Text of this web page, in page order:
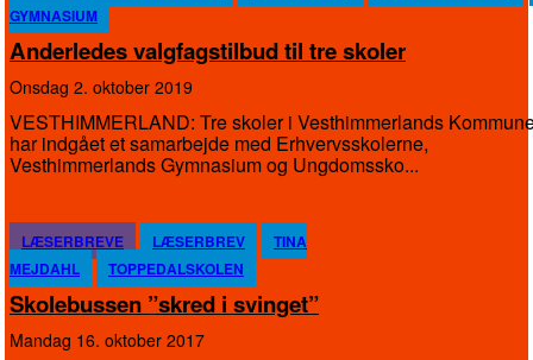
GYMNASIUM
Anderledes valgfagstilbud til tre skoler
onsdag 2. oktober 2019
VESTHIMMERLAND: Tre skoler i Vesthimmerlands
har indgået et samarbejde med Erhvervsskolerne,
Vesthimmerlands Gymnasium og Ungdomssko...
LÆSERBREVE LÆSERBREV
TINA
MEJDAHL
TOPPEDALSKOLEN
Skolebussen ”skred i svinget”
mandag 16. oktober 2017